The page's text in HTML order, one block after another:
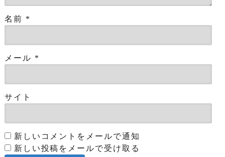
名前 *
メール *
サイト
新しいコメントをメールで通知
新しい投稿をメールで受け取る